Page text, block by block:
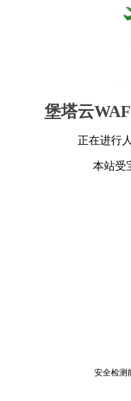
堡塔云
正在进行
本站受
安全检测